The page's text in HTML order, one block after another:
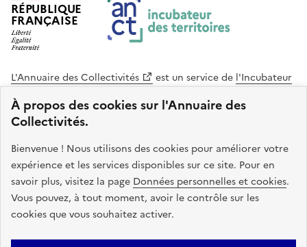
À propos des cookies sur l'Annuaire des
Collectivités.
Bienvenue ! Nous utilisons des cookies pour améliorer votre
expérience et les services disponibles sur ce site. Pour en
savoir plus, visitez la page Données personnelles et cookies.
Vous pouvez, à tout moment, avoir le contrôle sur les
cookies que vous souhaitez activer.
RÉPUBLIQUE
FRANÇAISE
L'Annuaire des Collectivités est un service de l'Incubateur
Cohésion des Territoires
. Le code source de ce site web
est disponible en licence libre. Le design de ce site est conçu
avec le système de design de l’État.
legifrance.gouv.fr
info.gouv.fr
service-public.gouv.fr
data.gouv.fr
Plan du site Accessibilite : non conforme Mentions légales